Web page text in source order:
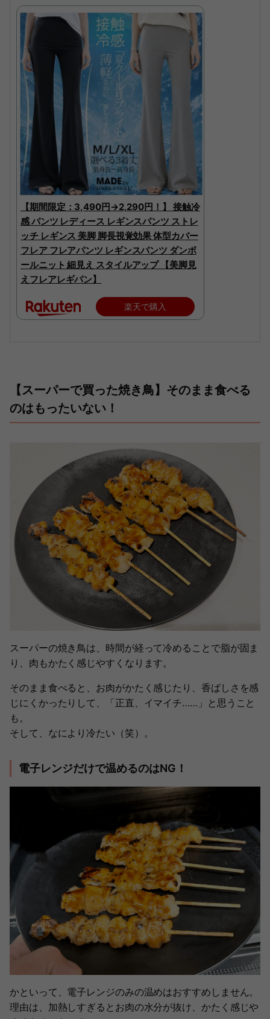
【期間限定：3,490円→2,290円！】 接触冷
感 パンツ レディース レギンスパンツ ストレ
ッチ レギンス 美脚 脚長視覚効果 体型カバー
フレア フレアパンツ レギンスパンツ ダンボ
ールニット 細見え スタイルアップ 【美脚見
えフレアレギパン】
楽天で購入
【スーパーで買った焼き鳥】そのまま食べる
のはもったいない！
スーパーの焼き鳥は、時間が経って冷めることで脂が固ま
り、肉もかたく感じやすくなります。
そのまま食べると、お肉がかたく感じたり、香ばしさを感
じにくかったりして、「正直、イマイチ……」と思うこと
も。
そして、なにより冷たい（笑）。
電子レンジだけで温めるのはNG！
かといって、電子レンジのみの温めはおすすめしません。
理由は、加熱しすぎるとお肉の水分が抜け、かたく感じや